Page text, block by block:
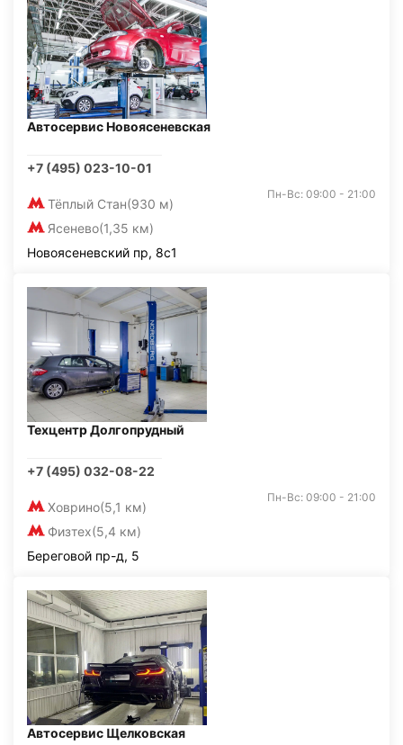
Автосервис Новоясеневская
+7 (495) 023-10-01
Тёплый Стан(930 м)
Ясенево(1,35 км)
Пн-Вс: 09:00 - 21:00
Новоясеневский пр, 8с1
Техцентр Долгопрудный
+7 (495) 032-08-22
Ховрино(5,1 км)
Физтех(5,4 км)
Пн-Вс: 09:00 - 21:00
Береговой пр-д, 5
Автосервис Щелковская